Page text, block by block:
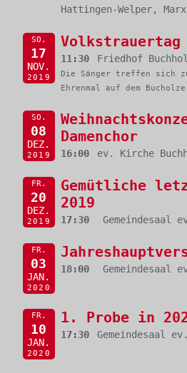
Hattingen-Welper,
SO.
17
NOV.
2019
Volkstrauertag
11:30 Friedhof
Die Sänger treffen sich
Ehrenmal auf dem
SO.
08
DEZ.
2019
Damenchor
16:00 ev. Kirche
FR.
20
DEZ.
2019
Gemütliche
2019
17:30 Gemeindesaal
FR.
03
JAN.
2020
18:00 Gemeindesaal
FR.
10
JAN.
2020
1. Probe in
17:30 Gemeindesaal